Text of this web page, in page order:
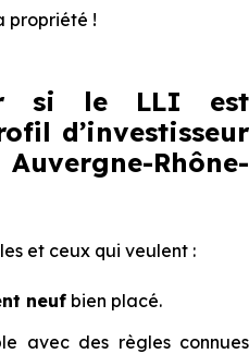
propriété !
si le LLI est
d’investisseur
Rhône-
et ceux qui veulent :
neuf bien placé.
avec des règles connues